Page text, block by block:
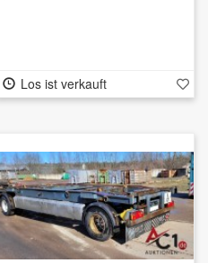
Los ist verkauft